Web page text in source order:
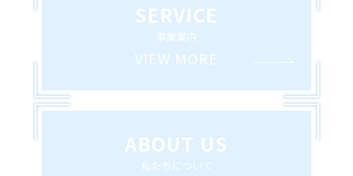
SERVICE
事業案内
VIEW MORE
ABOUT US
私たちについて